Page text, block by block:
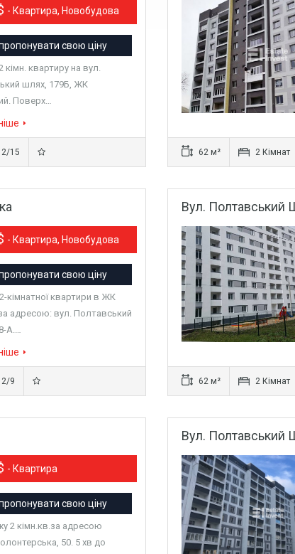
- Квартира, Новобудова
свою ціну
квартиру на вул.
шлях, 179Б, ЖК
Поверх…
2/15 62 м² 2 Кімнат
- Квартира, Новобудова
свою ціну
кімнатної квартири в ЖК
адресою: вул. Полтавський
А.…
2/9
Вул. Полтавський
62 м² 2 Кімнат
- Квартира
свою ціну
2 кімн.кв.за адресою
50. 5 хв до
Вул. Полтавський